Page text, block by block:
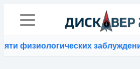
заблуждений⚡ИИ